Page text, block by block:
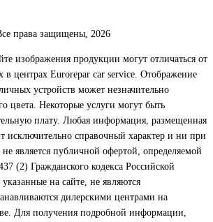
права защищены, 2026
изображения продукции могут отличаться от
в центрах Eurorepar car service. Отображение
устройств может незначительно
цвета. Некоторые услуги могут быть
плату. Любая информация, размещенная
исключительно справочный характер и ни при
не является публичной офертой, определяемой
(2) Гражданского кодекса Российской
на сайте, не являются
дилерскими центрами на
Для получения подробной информации,